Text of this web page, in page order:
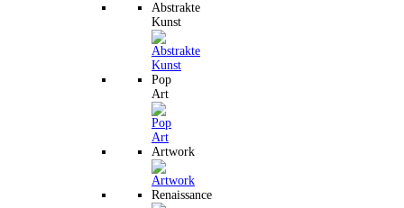
Abstrakte
Kunst
Pop
Art
Artwork
Renaissance